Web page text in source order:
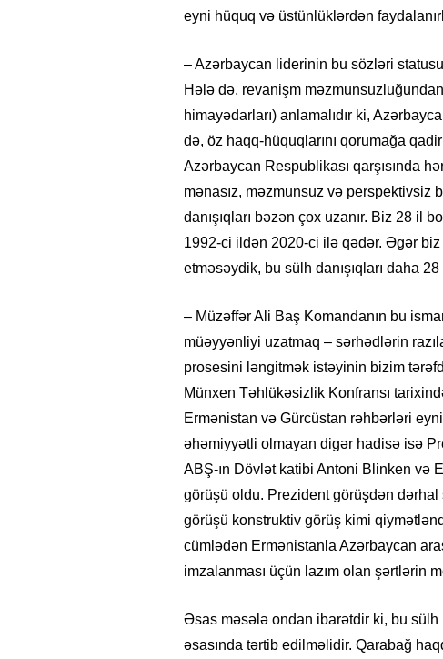
eyni hüquq və üstünlüklərdən
– Azərbaycan liderinin bu sözləri
Hələ də, revanişm
himayədarları) anlamalıdır ki,
də, öz haqq-hüquqlarını qorumağa
Azərbaycan Respublikası qarşısında
mənasız, məzmunsuz və perspektivsiz
danışıqları bəzən çox uzanır. Biz 28 il
1992-ci ildən 2020-ci ilə qədər. Əgər biz
etməsəydik, bu sülh danışıqları daha
– Müzəffər Ali Baş Komandanın bu
müəyyənliyi uzatmaq – sərhədlərin
prosesini ləngitmək istəyinin bizim
Münxen Təhlükəsizlik Konfransı
Ermənistan və Gürcüstan rəhbərləri
əhəmiyyətli olmayan digər hadisə isə
ABŞ-ın Dövlət katibi Antoni Blinken və
görüşü oldu. Prezident görüşdən
görüşü konstruktiv görüş kimi
cümlədən Ermənistanla Azərbaycan
imzalanması üçün lazım olan şərtlərin
Əsas məsələ ondan ibarətdir ki, bu
əsasında tərtib edilməlidir. Qarabağ